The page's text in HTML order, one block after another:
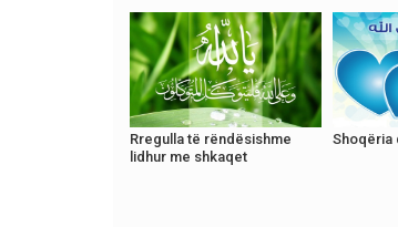
Rregulla të rëndësishme
lidhur me shkaqet
Shoqëria